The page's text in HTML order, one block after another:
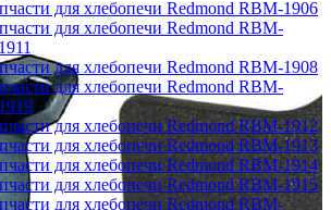
для хлебопечи Redmond RBM-1906
для хлебопечи Redmond RBM-
для хлебопечи Redmond RBM-1908
для хлебопечи Redmond RBM-
для хлебопечи Redmond RBM-1912
для хлебопечи Redmond RBM-1913
для хлебопечи Redmond RBM-1914
для хлебопечи Redmond RBM-1915
для хлебопечи Redmond RBM-